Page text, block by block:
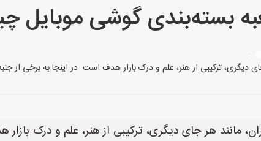
بسته‌بندی گوشی موبایل
دیگری، ترکیبی از هنر، علم و درک بازار هدف است. در اینجا به برخی از
مانند هر جای دیگری، ترکیبی از هنر، علم و درک